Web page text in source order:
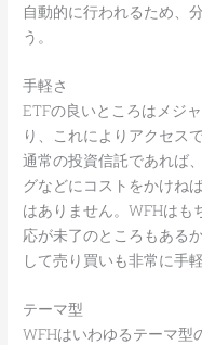
自動的に行われるため、
う。
手軽さ
ETFの良いところはメジ
り、これによりアクセス
通常の投資信託であれば
グなどにコストをかけね
はありません。WFHはも
応が未了のところもある
して売り買いも非常に手
テーマ型
WFHはいわゆるテーマ型